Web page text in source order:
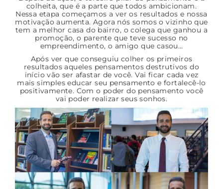
colheita, que é a parte que todos ambicionam.
Nessa etapa começamos a ver os resultados e nossa
motivação aumenta. Agora nós somos o vizinho que
tem a melhor casa do bairro, o colega que ganhou a
promoção, o parente que teve sucesso no
empreendimento, o amigo que casou…
Após ver que conseguiu colher os primeiros
resultados aqueles pensamentos destrutivos do
início vão ser afastar de você. Vai ficar cada vez
mais simples educar seu pensamento e fortalecê-lo
positivamente. Com o poder do pensamento você
vai poder realizar seus sonhos.